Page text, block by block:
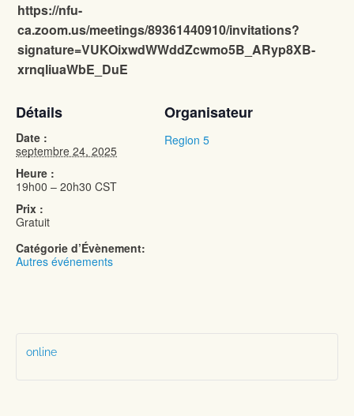
https://nfu-
ca.zoom.us/meetings/89361440910/invitations?
signature=VUKOixwdWWddZcwmo5B_ARyp8XB-
xrnqliuaWbE_DuE
Détails
Date :
septembre 24, 2025
Heure :
19h00 – 20h30 CST
Prix :
Gratuit
Catégorie d’Évènement:
Autres événements
Organisateur
Region 5
online